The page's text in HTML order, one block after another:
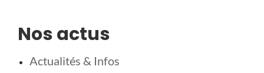
Nos actus
Actualités & Infos